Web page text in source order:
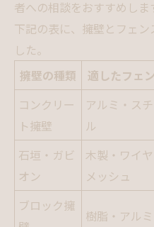
者への相談をおすすめしま
下記の表に、擁壁とフェ
した。
擁壁の種類
適したフェ
コンクリー
ト擁壁
アルミ・ス
ル
石垣・ガビ
オン
木製・ワイ
メッシュ
ブロック擁
樹脂・アルミ